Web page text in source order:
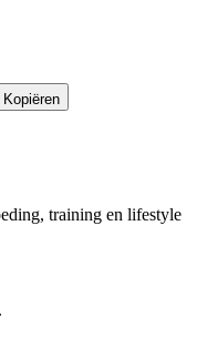
Kopiëren
training en lifestyle